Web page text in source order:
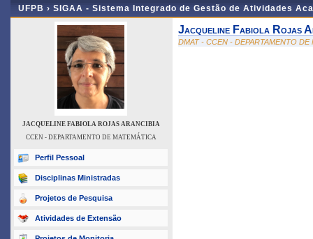
UFPB › SIGAA - Sistema Integrado de Gestão de Atividades
JACQUELINE FABIOLA ROJAS ARANCIBIA
CCEN - DEPARTAMENTO DE MATEMÁTICA
Perfil Pessoal
Disciplinas Ministradas
Projetos de Pesquisa
Atividades de Extensão
Jacqueline Fabiola Rojas
DMAT - CCEN - DEPARTAMENTO DE